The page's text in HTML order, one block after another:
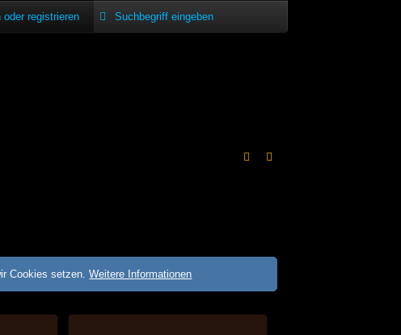
oder registrieren
Cookies setzen.Weitere Informationen